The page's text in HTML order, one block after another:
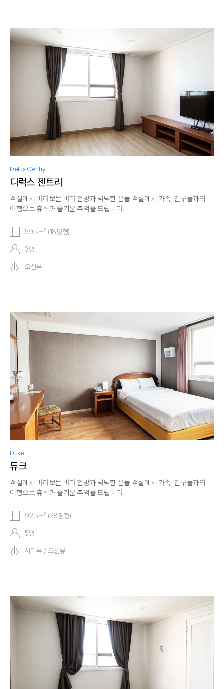
Delux Gentry
디럭스 젠트리
객실에서 바라보는 바다 전망과 넉넉한 온돌 객실에서 가족, 친구들과의
여행으로 휴식과 즐거운 추억을 드립니다.
59.5㎡ (18평형)
3명
오션뷰
Duke
듀크
객실에서 바라보는 바다 전망과 넉넉한 온돌 객실에서 가족, 친구들과의
여행으로 휴식과 즐거운 추억을 드립니다.
92.5㎡ (28평형)
5명
시티뷰 / 오션뷰